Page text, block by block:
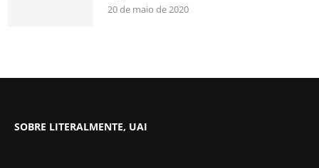
20 de maio de 2020
SOBRE LITERALMENTE, UAI